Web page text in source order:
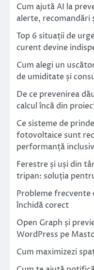
Cum ajută AI la
alerte, recomandări
Top 6 situații de
curent devine
Cum alegi un
de umiditate și
De ce prevenirea
calcul încă din
Ce sisteme de
fotovoltaice sunt
performanță
Ferestre și uși din
tripan: soluția
Probleme frecvente
închidă corect
Open Graph și
WordPress pe
Cum maximizezi